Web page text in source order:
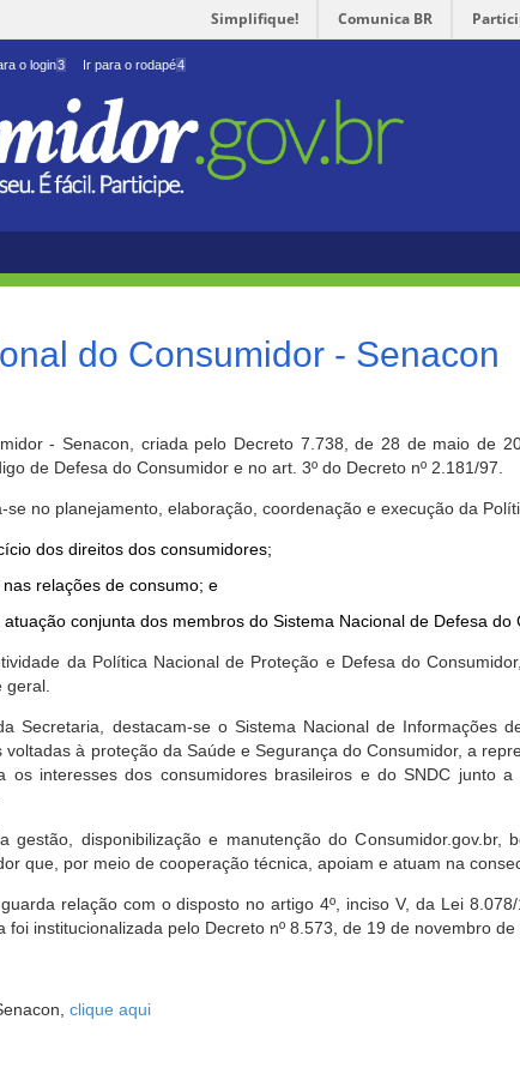
Simplifique! Comunica BR
o login3 Ir para o rodapé4
do Consumidor - Senacon
- Senacon, criada pelo Decreto 7.738, de 28 de maio de
de Defesa do Consumidor e no art. 3º do Decreto nº 2.181/97.
no planejamento, elaboração, coordenação e execução da
dos direitos dos consumidores;
relações de consumo; e
conjunta dos membros do Sistema Nacional de Defesa do
da Política Nacional de Proteção e Defesa do
Secretaria, destacam-se o Sistema Nacional de Informações
voltadas à proteção da Saúde e Segurança do Consumidor, a
os interesses dos consumidores brasileiros e do SNDC junto
gestão, disponibilização e manutenção do
que, por meio de cooperação técnica, apoiam e atuam na
relação com o disposto no artigo 4º, inciso V, da Lei
foi institucionalizada pelo Decreto nº 8.573, de 19 de novembro de
clique aqui